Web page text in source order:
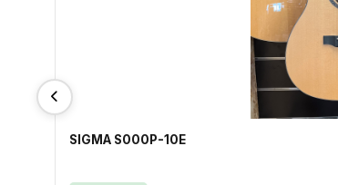
SIGMA S000P-10E